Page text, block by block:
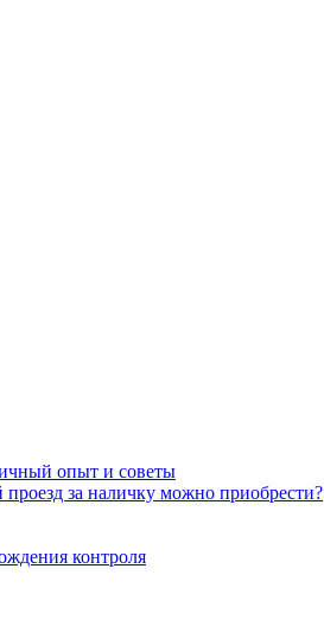
опыт и советы
за наличку можно приобрести?
контроля